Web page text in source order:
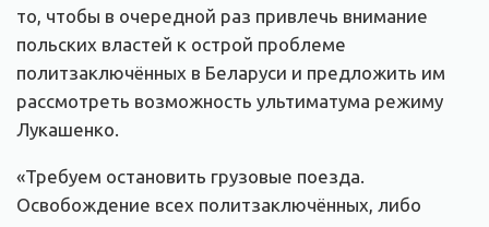
то, чтобы в очередной раз привлечь внимание
польских властей к острой проблеме
политзаключённых в Беларуси и предложить им
рассмотреть возможность ультиматума режиму
Лукашенко.
«Требуем остановить грузовые поезда.
Освобождение всех политзаключённых, либо